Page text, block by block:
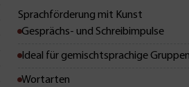
Sprachförderung mit Kunst
Gesprächs- und Schreibimpulse
Ideal für gemischtsprachige Gruppen
Wortarten